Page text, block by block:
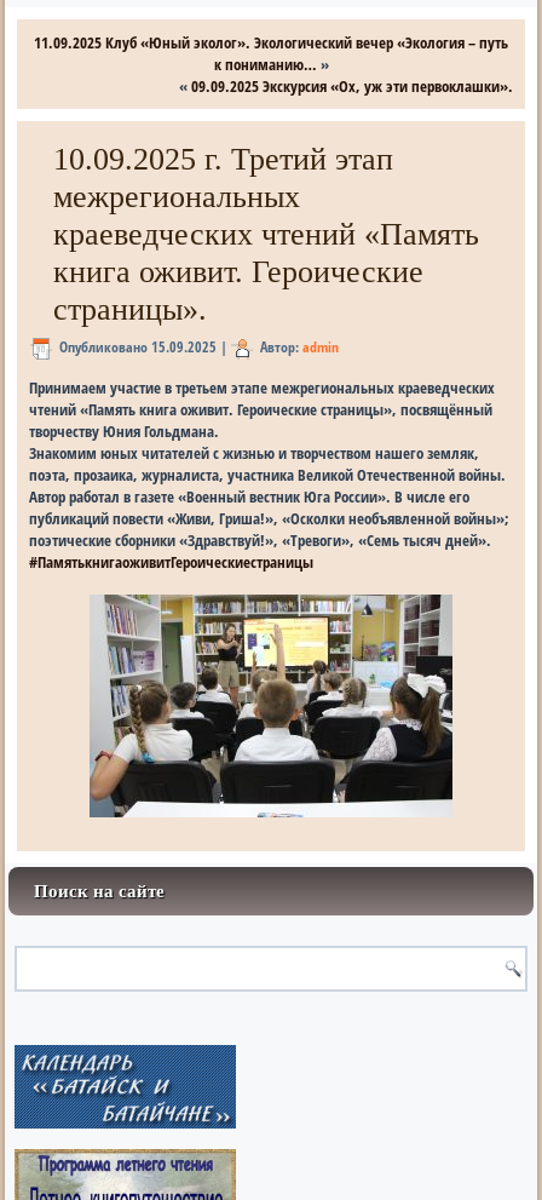
11.09.2025 Клуб «Юный эколог». Экологический вечер «Экология – путь
к пониманию… »
«09.09.2025 Экскурсия «Ох, уж эти первоклашки».
10.09.2025 г. Третий этап
межрегиональных
краеведческих чтений «Память
книга оживит. Героические
страницы».
Опубликовано 15.09.2025 | Автор: admin
Принимаем участие в третьем этапе межрегиональных краеведческих
чтений «Память книга оживит. Героические страницы», посвящённый
творчеству Юния Гольдмана.
Знакомим юных читателей с жизнью и творчеством нашего земляк,
поэта, пpозаика, журналиста, участника Великой Отечественной войны.
Автор работал в газете «Военный вестник Юга России». В числе его
публикаций повести «Живи, Гриша!», «Осколки необъявленной войны»;
поэтические сборники «Здравствуй!», «Тревоги», «Семь тысяч дней».
#ПамятькнигаоживитГероическиестраницы
Поиск на сайте